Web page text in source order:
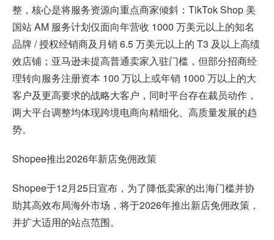
整，核心是将服务资源向重点商家倾斜：TikTok Shop 美
国站 AM 服务计划仅面向年营收 1000 万美元以上的知名
品牌 / 授权经销商及月销 6.5 万美元以上的 T3 及以上高绩
效店铺；亚马逊未提高普通卖家入驻门槛，但部分招商经
理转向服务注册资本 100 万以上或年销 1000 万以上的大
客户及更高要求的战略大客户，同时平台存在裁员动作，
两大平台调整均体现跨境电商向精细化、高质量发展的趋
势。
Shopee推出2026年新店免佣政策
Shopee于12月25日宣布，为了降低卖家的出海门槛并协
助其高效布局海外市场，将于2026年推出新店免佣政策，
并扩大适用的站点范围。